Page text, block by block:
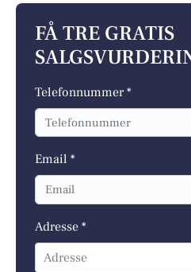
FÅ TRE GRATIS
Telefonnummer *
Email *
Adresse *
Adresse